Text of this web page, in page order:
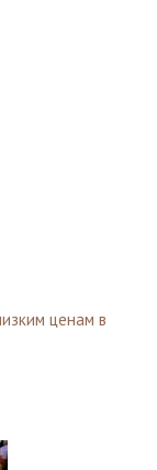
ценам в